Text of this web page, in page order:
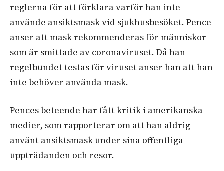
reglerna för att förklara varför han inte
använde ansiktsmask vid sjukhusbesöket. Pence
anser att mask rekommenderas för människor
som är smittade av coronaviruset. Då han
regelbundet testas för viruset anser han att han
inte behöver använda mask.
Pences beteende har fått kritik i amerikanska
medier, som rapporterar om att han aldrig
använt ansiktsmask under sina offentliga
uppträdanden och resor.